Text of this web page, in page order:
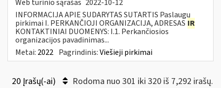
Web turinio sąrašas 2022-10-12
INFORMACIJA APIE SUDARYTAS SUTARTIS Paslaugų
pirkimai I. PERKANČIOJI ORGANIZACIJA, ADRESAS IR
KONTAKTINIAI DUOMENYS: I.1. Perkančiosios
organizacijos pavadinimas...
Metai: 2022 Pagrindinis:Viešieji pirkimai
20 Įrašų(-ai) Rodoma nuo 301 iki 320 iš 7,292 irašų.